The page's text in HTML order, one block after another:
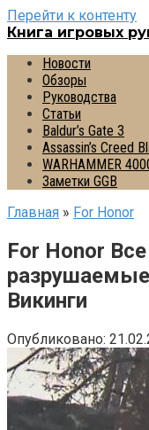
Перейти к контенту
Книга игровых
Новости
Обзоры
Руководства
Статьи
Baldur’s Gate 3
Assassin’s Creed
WARHAMMER
Заметки GGB
Главная » For Honor
For Honor
Викинги
Опубликовано: